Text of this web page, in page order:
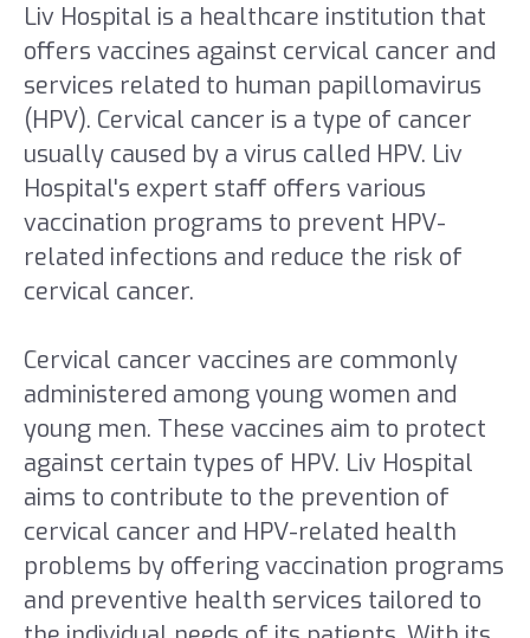
Liv Hospital is a healthcare institution that
offers vaccines against cervical cancer and
services related to human papillomavirus
(HPV). Cervical cancer is a type of cancer
usually caused by a virus called HPV. Liv
Hospital's expert staff offers various
vaccination programs to prevent HPV-
related infections and reduce the risk of
cervical cancer.
Cervical cancer vaccines are commonly
administered among young women and
young men. These vaccines aim to protect
against certain types of HPV. Liv Hospital
aims to contribute to the prevention of
cervical cancer and HPV-related health
problems by offering vaccination programs
and preventive health services tailored to